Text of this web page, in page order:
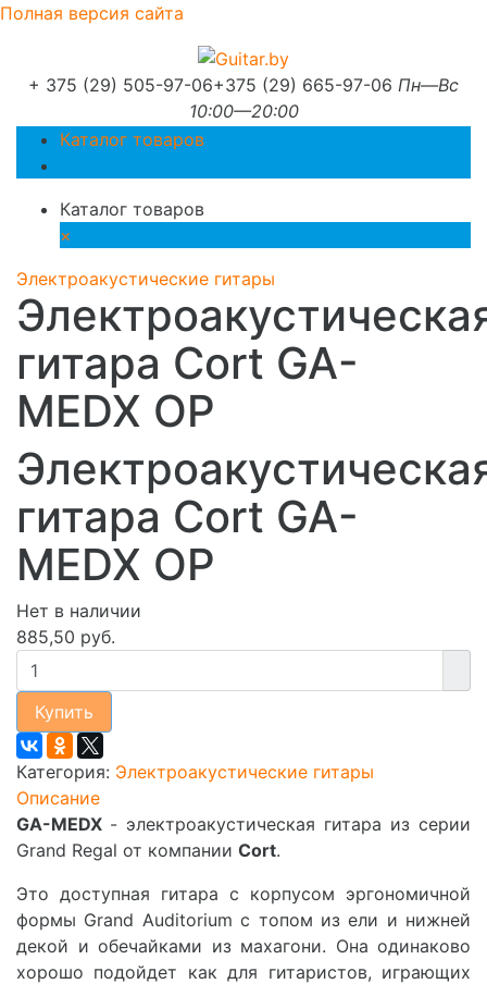
Полная версия сайта
+ 375 (29) 505-97-06+375 (29) 665-97-06 Пн—Вс
10:00—20:00
Каталог товаров
Каталог товаров
×
Электроакустические гитары
гитара Cort GA-
MEDX OP
гитара Cort GA-
MEDX OP
Нет в наличии
885,50 руб.
Купить
Категория: Электроакустические гитары
Описание
GA-MEDX - электроакустическая гитара из серии
Grand Regal от компании Cort.
Это доступная гитара с корпусом эргономичной
формы Grand Auditorium с топом из ели и нижней
декой и обечайками из махагони. Она одинаково
хорошо подойдет как для гитаристов, играющих